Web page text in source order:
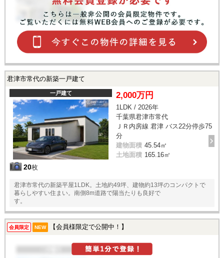
君津市常代の新築一戸建て
一戸建て
20枚
2,000万円
1LDK / 2026年
千葉県君津市常代
ＪＲ内房線 君津 バス22分停歩75
分
建物面積 45.54㎡
土地面積 165.16㎡
君津市常代の新築平屋1LDK。土地約49坪、建物約13坪のコンパクトで
暮らしやすい住まい。南側8m道路で陽当たりも良好で
す。
会員限定 NEW 【会員様限定で公開中！】